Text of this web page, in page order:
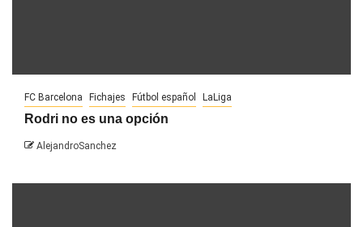
FC Barcelona Fichajes Fútbol español LaLiga
Rodri no es una opción
AlejandroSanchez